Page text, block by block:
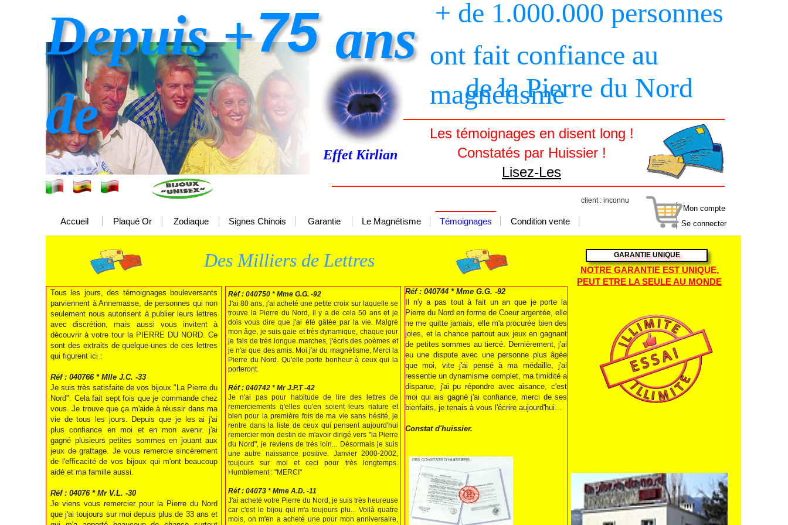
Effet Kirlian
Les témoignages en disent long !
Constatés par Huissier !
Lisez-Les
Mon compte
Se connecter
client : inconnu
de la Pierre du Nord
ont fait confiance au
magnétisme
ans
Accueil Plaqué Or Zodiaque Signes Chinois Garantie Le Magnétisme Témoignages Condition vente
75 + de 1.000.000 personnes
Depuis +
de
Des Milliers de Lettres
Tous les jours, des témoignages bouleversants
parviennent à Annemasse, de personnes qui non
seulement nous autorisent à publier leurs lettres
avec discrétion, mais aussi vous invitent à
découvrir à votre tour la PIERRE DU NORD. Ce
sont des extraits de quelque-unes de ces lettres
qui figurent ici :
Réf : 040766 * Mlle J.C. -33
Je suis très satisfaite de vos bijoux "La Pierre du
Nord". Cela fait sept fois que je commande chez
vous. Je trouve que ça m'aide à réussir dans ma
vie de tous les jours. Depuis que je les ai j'ai
plus confiance en moi et en mon avenir. j'ai
gagné plusieurs petites sommes en jouant aux
jeux de grattage. Je vous remercie sincèrement
de l'efficacité de vos bijoux qui m'ont beaucoup
aidé et ma famille aussi.
Réf : 04076 * Mr V.L. -30
Je viens vous remercier pour la Pierre du Nord
que j'ai toujours sur moi depuis plus de 33 ans et
Réf : 040750 * Mme G.G. -92
J'ai 80 ans, j'ai acheté une petite croix sur laquelle se
trouve la Pierre du Nord, il y a de cela 50 ans et je
dois vous dire que j'ai été gâtée par la vie. Malgré
mon âge, je suis gaie et très dynamique, chaque jour
je fais de trés longue marches, j'écris des poèmes et
je n'ai que des amis. Moi j'ai du magnétisme, Merci la
Pierre du Nord. Qu'elle porte bonheur à ceux qui la
porteront.
Réf : 040742 * Mr J.P.T -42
Je n'ai pas pour habitude de lire des lettres de
remerciements q'elles qu'en soient leurs nature et
bien pour la première fois de ma vie sans hésité, je
rentre dans la liste de ceux qui pensent aujourd'hui
remercier mon destin de m'avoir dirigé vers "la Pierre
du Nord", je reviens de très loin... Désormais je suis
une autre naissance positive. Janvier 2000-2002,
toujours sur moi et ceci pour très longtemps.
Humblement : "MERCI"
Réf : 04073 * Mme A.D. -11
J'ai acheté votre Pierre du Nord, je suis très heureuse
car c'est le bijou qui m'a toujours plu... Voilà quatre
mois, on m'en a acheté une pour mon anniversaire,
Réf : 040744 * Mme G.G. -92
Il n'y a pas tout à fait un an que je porte la
Pierre du Nord en forme de Coeur argentée, elle
ne me quitte jamais, elle m'a procurée bien des
joies, et la chance partout aux jeux en gagnant
de petites sommes au tiercé. Dernièrement, j'ai
eu une dispute avec une personne plus âgée
que moi, vite j'ai pensé à ma médaille, j'ai
ressentie un dynamisme complet, ma timidité a
disparue, j'ai pu répondre avec aisance, c'est
moi qui ais gagné j'ai confiance, merci de ses
bienfaits, je tenais à vous l'écrire aujourd'hui...
Constat d'huissier.
NOTRE GARANTIE EST UNIQUE,
PEUT ETRE LA SEULE AU MONDE
GARANTIE UNIQUE